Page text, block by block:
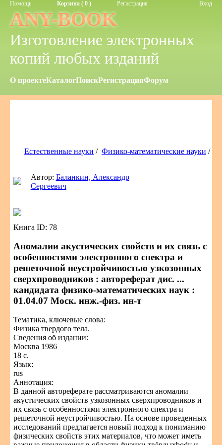
Помощь Корзина ( 0 ) Регистрация Вход
ANY-BOOK
Изготовление электронных
копий любых изданий
О проектеКаталогПоискРегистрацияФорум
Естественные науки / Физико-математические науки /
Автор: Баланкин, Александр
Сергеевич
Книга ID: 78
Аномалии акустических свойств и их связь с
особенностями электронного спектра и
решеточной неустройчивостью узкозонных
сверхпроводников : автореферат дис. ...
кандидата физико-математических наук :
01.04.07 Моск. инж.-физ. ин-т
Тематика, ключевые слова:
Физика твердого тела.
Сведения об издании:
Москва 1986
18 с.
Язык:
rus
Аннотация:
В данной автореферате рассматриваются аномалии
акустических свойств узкозонных сверхпроводников и
их связь с особенностями электронного спектра и
решеточной неустройчивостью. На основе проведенных
исследований предлагается новый подход к пониманию
физических свойств этих материалов, что может иметь